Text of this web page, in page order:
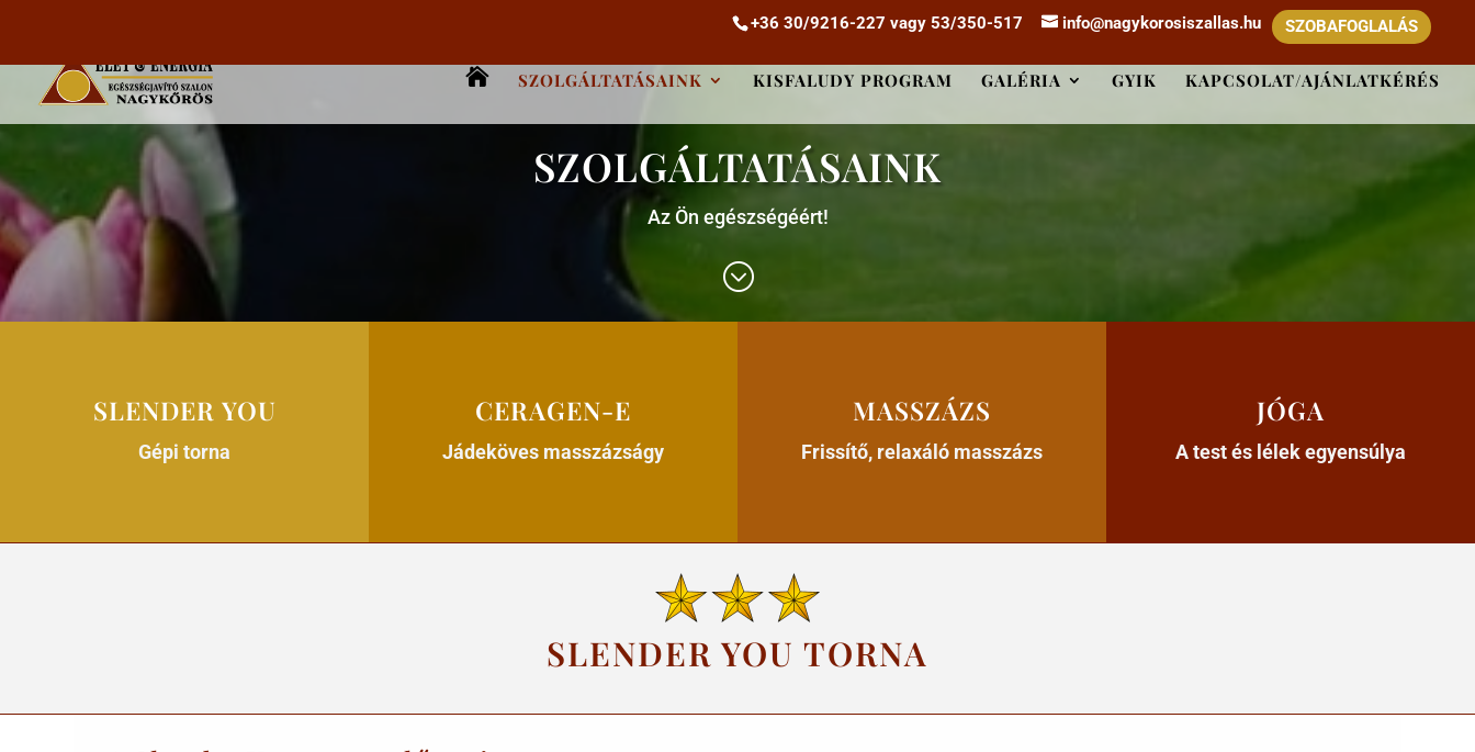
+36 30/9216-227 vagy 53/350-517 info@nagykorosiszallas.hu SZOBAFOGLALÁS
 SZOLGÁLTATÁSAINK KISFALUDY PROGRAM GALÉRIA GYIK KAPCSOLAT/AJÁNLATKÉRÉS
SZOLGÁLTATÁSAINK
Az Ön egészségéért!
;
SLENDER YOU
Gépi torna
CERAGEN-E
Jádeköves masszázságy
MASSZÁZS
Frissítő, relaxáló masszázs
JÓGA
A test és lélek egyensúlya
SLENDER YOU TORNA